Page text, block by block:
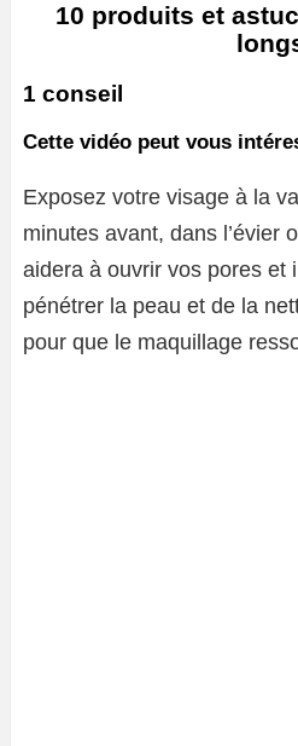
10 produits et
1 conseil
Cette vidéo peut vous
Exposez votre visage à la
minutes avant, dans l’évier
aidera à ouvrir vos pores et
pénétrer la peau et de la
pour que le maquillage